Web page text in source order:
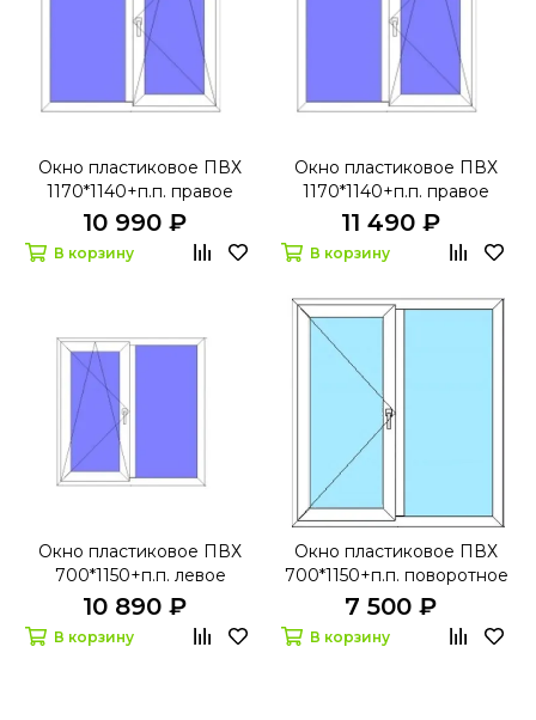
Окно пластиковое ПВХ
1170*1140+п.п. правое
поворотно-откидное
БрусБокс 60 с
микропроветриванием
10 990 ₽
В корзину
Окно пластиковое ПВХ
1170*1140+п.п. правое
поворотно-откидное
микропроветриванием
11 490 ₽
В корзину
Окно пластиковое ПВХ
700*1150+п.п. левое
поворотно-откидное
микропроветриванием
10 890 ₽
В корзину
Окно пластиковое ПВХ
700*1150+п.п. поворотное
левое Ивапер 60
7 500 ₽
В корзину